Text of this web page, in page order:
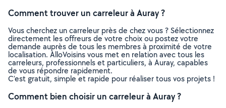
Comment trouver un carreleur à Auray ?
Vous cherchez un carreleur près de chez vous ? Sélectionnez
directement les offreurs de votre choix ou postez votre
demande auprès de tous les membres à proximité de votre
localisation. AlloVoisins vous met en relation avec tous les
carreleurs, professionnels et particuliers, à Auray, capables
de vous répondre rapidement.
C’est gratuit, simple et rapide pour réaliser tous vos projets !
Comment bien choisir un carreleur à Auray ?